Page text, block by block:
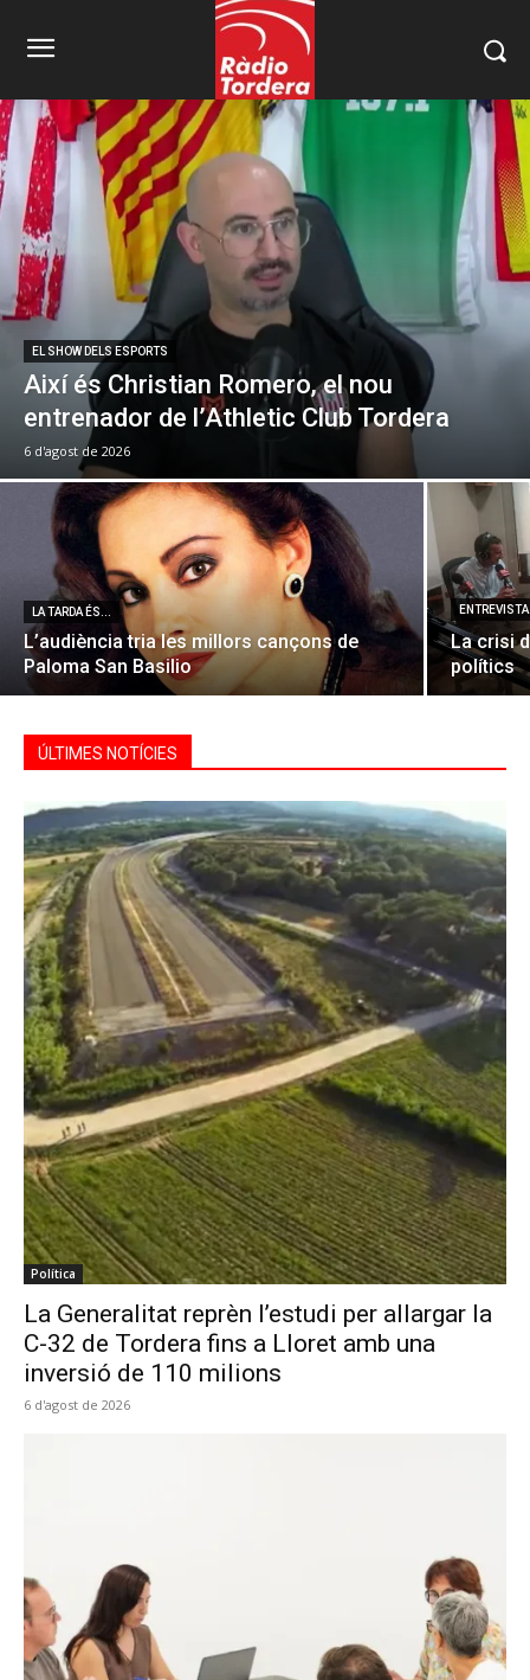
EL SHOW DELS ESPORTS
Així és Christian Romero, el nou
entrenador de l’Athletic Club Tordera
6 d'agost de 2026
LA TARDA ÉS...
L’audiència tria les millors cançons de
Paloma San Basilio
La crisi
polítics
ÚLTIMES NOTÍCIES
Política
La Generalitat reprèn l’estudi per allargar la
C-32 de Tordera fins a Lloret amb una
inversió de 110 milions
6 d'agost de 2026